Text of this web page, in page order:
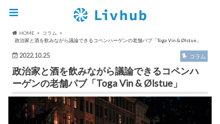
HOME
コラム
政治家と酒を飲みながら議論できるコペンハーゲンの老舗パブ「Toga Vin & Ølstue」
2022.10.25 コラム
政治家と酒を飲みながら議論できるコペンハ
ーゲンの老舗パブ「Toga Vin & Ølstue」